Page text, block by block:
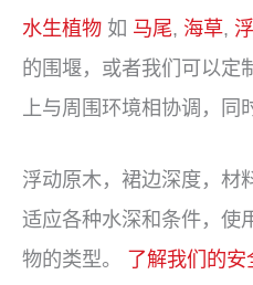
水生植物 如 马尾, 海草,
的围堰，或者我们可以定
上与周围环境相协调，同
浮动原木，裙边深度，材
适应各种水深和条件，使
物的类型。 了解我们的